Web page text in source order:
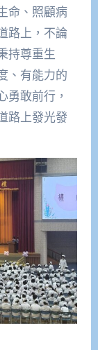
命、照顧病
路上，不論
持尊重生
、有能力的
勇敢前行，
路上發光發